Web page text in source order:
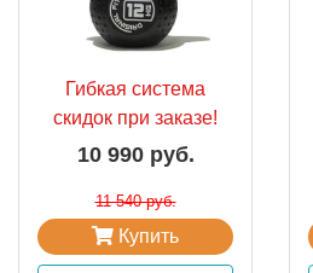
Гибкая система
скидок при заказе!
10 990 руб.
11 540 руб.
Купить